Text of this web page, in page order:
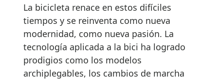
La bicicleta renace en estos difíciles
tiempos y se reinventa como nueva
modernidad, como nueva pasión. La
tecnología aplicada a la bici ha logrado
prodigios como los modelos
archiplegables, los cambios de marcha